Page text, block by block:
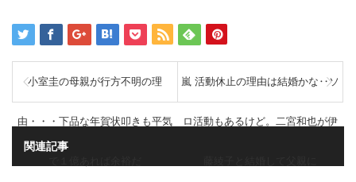
小室圭の母親が行方不明の理
由・・・下品な年賀状叩きも平気
嵐 活動休止の理由は結婚かな‥ソ
ロ活動もあるけど。二宮和也が伊
関連記事